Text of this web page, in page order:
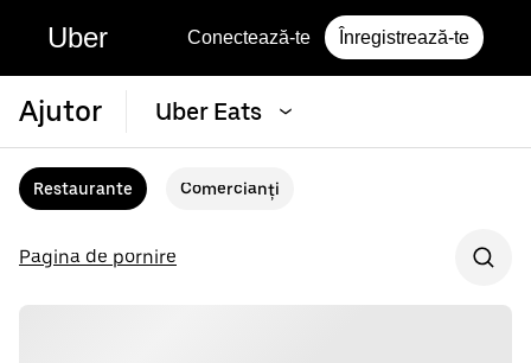
Uber Conectează-te Înregistrează-te
Ajutor Uber Eats
Restaurante Comercianți
Pagina de pornire